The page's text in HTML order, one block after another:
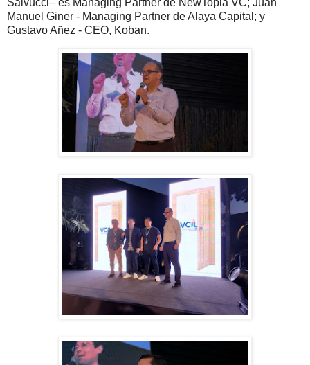
Manuel Giner - Managing Partner de Alaya Capital; y
Gustavo Añez - CEO, Koban.